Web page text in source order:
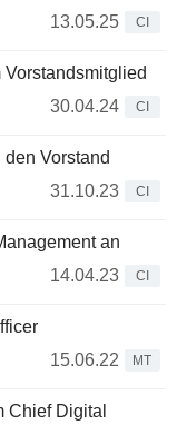
13.05.25
CI
30.04.24
CI
Vorstand
31.10.23
CI
an
14.04.23
CI
15.06.22
MT
Chief Digital